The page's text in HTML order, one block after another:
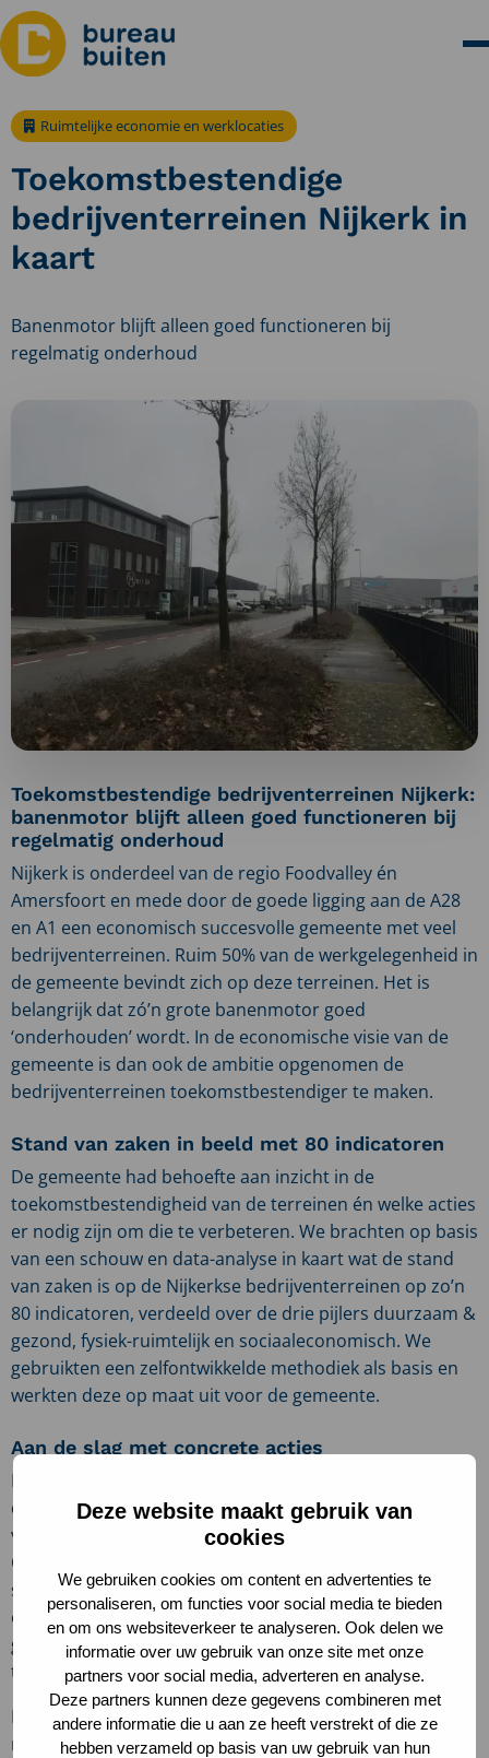
Deze website maakt gebruik van
cookies
We gebruiken cookies om content en advertenties te
personaliseren, om functies voor social media te bieden
en om ons websiteverkeer te analyseren. Ook delen we
informatie over uw gebruik van onze site met onze
partners voor social media, adverteren en analyse.
Deze partners kunnen deze gegevens combineren met
andere informatie die u aan ze heeft verstrekt of die ze
hebben verzameld op basis van uw gebruik van hun
Ruimtelijke economie en werklocaties
Toekomstbestendige
bedrijventerreinen Nijkerk in
kaart
Banenmotor blijft alleen goed functioneren bij
regelmatig onderhoud
Toekomstbestendige bedrijventerreinen Nijkerk:
banenmotor blijft alleen goed functioneren bij
regelmatig onderhoud
Nijkerk is onderdeel van de regio Foodvalley én
Amersfoort en mede door de goede ligging aan de A28
en A1 een economisch succesvolle gemeente met veel
bedrijventerreinen. Ruim 50% van de werkgelegenheid in
de gemeente bevindt zich op deze terreinen. Het is
belangrijk dat zó’n grote banenmotor goed
‘onderhouden’ wordt. In de economische visie van de
gemeente is dan ook de ambitie opgenomen de
bedrijventerreinen toekomstbestendiger te maken.
Stand van zaken in beeld met 80 indicatoren
De gemeente had behoefte aan inzicht in de
toekomstbestendigheid van de terreinen én welke acties
er nodig zijn om die te verbeteren. We brachten op basis
van een schouw en data-analyse in kaart wat de stand
van zaken is op de Nijkerkse bedrijventerreinen op zo’n
80 indicatoren, verdeeld over de drie pijlers duurzaam &
gezond, fysiek-ruimtelijk en sociaaleconomisch. We
gebruikten een zelfontwikkelde methodiek als basis en
werkten deze op maat uit voor de gemeente.
Aan de slag met concrete acties
Per bedrijventerrein stelden we een dashboard op met
de belangrijkste kerngegevens en opgaven, dat we
vervolgens uitwerkten in acties per pijler en per terrein.
Ook gaven we de gemeente handvatten mee om aan de
slag te gaan met deze acties; gericht op het prioriteren
én het verbinden van de economische ambities op
gebied van Food (er zitten veel Food bedrijven) aan de
toekomstige inrichting van de bedrijventerreinen.
De adviezen per terrein en het overzicht van de
mogelijke acties bieden de gemeente Nijkerk een solide